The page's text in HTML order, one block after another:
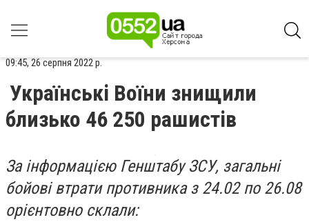
09:45, 26 серпня 2022 р.
Українські Воїни знищили
близько 46 250 рашистів
За інформацією Генштабу ЗСУ, загальні
бойові втрати противника з 24.02 по 26.08
орієнтовно склали: